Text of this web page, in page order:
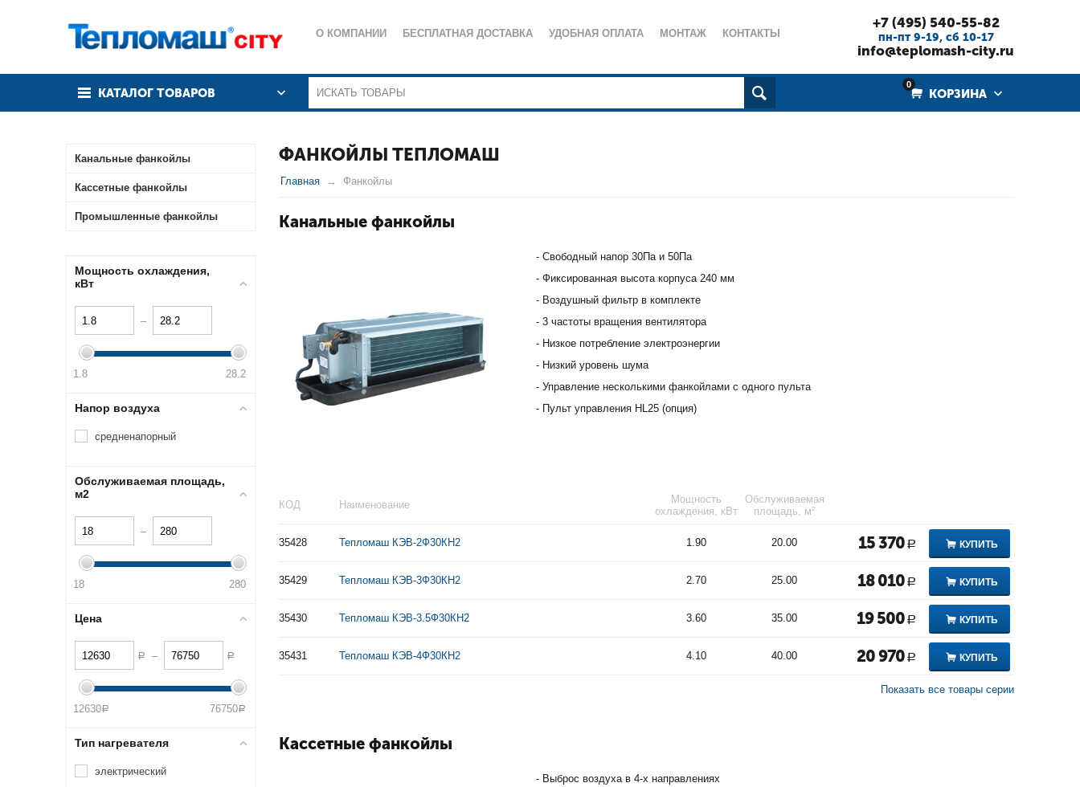
О КОМПАНИИ БЕСПЛАТНАЯ ДОСТАВКА УДОБНАЯ ОПЛАТА МОНТАЖ КОНТАКТЫ
+7 (495) 540-55-82
пн-пт 9-19, cб 10-17
info@teplomash-city.ru
КАТАЛОГ ТОВАРОВ
0
КОРЗИНА
ФАНКОЙЛЫ ТЕПЛОМАШ
Главная Фанкойлы
Канальные фанкойлы
- Свободный напор 30Па и 50Па
- Фиксированная высота корпуса 240 мм
- Воздушный фильтр в комплекте
- 3 частоты вращения вентилятора
- Низкое потребление электроэнергии
- Низкий уровень шума
- Управление несколькими фанкойлами с одного пульта
- Пульт управления HL25 (опция)
КОД Наименование
Мощность
охлаждения, кВт
Обслуживаемая
площадь, м²
35428 Тепломаш КЭВ-2Ф30КН2 1.90 20.00 15 370 Р КУПИТЬ
35429 Тепломаш КЭВ-3Ф30КН2 2.70 25.00 18 010 Р КУПИТЬ
35430 Тепломаш КЭВ-3.5Ф30КН2 3.60 35.00 19 500 Р КУПИТЬ
35431 Тепломаш КЭВ-4Ф30КН2 4.10 40.00 20 970 Р КУПИТЬ
Показать все товары серии
Кассетные фанкойлы
- Выброс воздуха в 4-х направлениях
Канальные фанкойлы
Кассетные фанкойлы
Промышленные фанкойлы
Мощность охлаждения,
кВт
–
1.8 28.2
Напор воздуха
средненапорный
Обслуживаемая площадь,
м2
–
18 280
Цена
Р – Р
12630Р 76750Р
Тип нагревателя
электрический